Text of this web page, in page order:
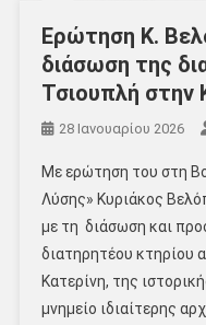
Ερώτηση Κ.
διάσωση της
Τσιουπλή στην
28 Ιανουαρίου 2026
Με ερώτηση του στη
Λύσης» Κυριάκος
με τη διάσωση και
διατηρητέου κτηρίου
Κατερίνη, της
μνημείο ιδιαίτερης